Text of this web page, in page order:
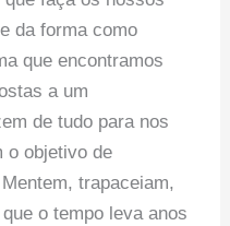
da forma como
que encontramos
a um
de tudo para nos
o objetivo de
trapaceiam,
o tempo leva anos